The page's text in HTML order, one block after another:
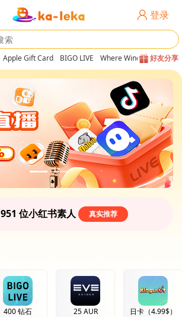
登录
Apple Gift Card BIGO LIVE Where Winds Meet好友分享
951 位小红书素人 真实推荐
400 钻石
25 AUR
日卡（4.99$）